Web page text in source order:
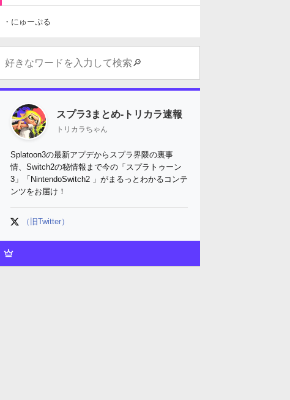
・にゅーぷる
スプラ3まとめ-トリカラ速報
トリカラちゃん
Splatoon3の最新アプデからスプラ界隈の裏事
情、Switch2の秘情報まで今の「スプラトゥーン
3」「NintendoSwitch2 」がまるっとわかるコンテ
ンツをお届け！
（旧Twitter）